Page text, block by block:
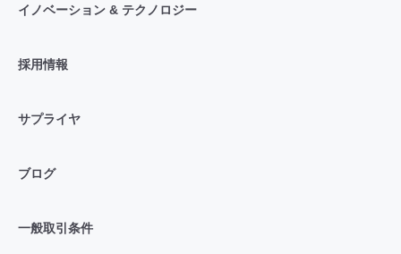
イノベーション & テクノロジー
採用情報
サプライヤ
ブログ
一般取引条件